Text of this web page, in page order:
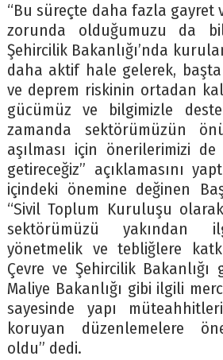
“Bu süreçte daha fazla gayret
zorunda olduğumuzu da
Şehircilik Bakanlığı’nda
daha aktif hale gelerek,
ve deprem riskinin ortadan
gücümüz ve bilgimizle
zamanda sektörümüzün
aşılması için önerilerimizi
getireceğiz” açıklamasını
içindeki önemine değinen
“Sivil Toplum Kuruluşu
sektörümüzü yakından
yönetmelik ve tebliğlere
Çevre ve Şehircilik Bakanlığı
Maliye Bakanlığı gibi ilgili
sayesinde yapı
koruyan düzenlemelere
oldu” dedi.